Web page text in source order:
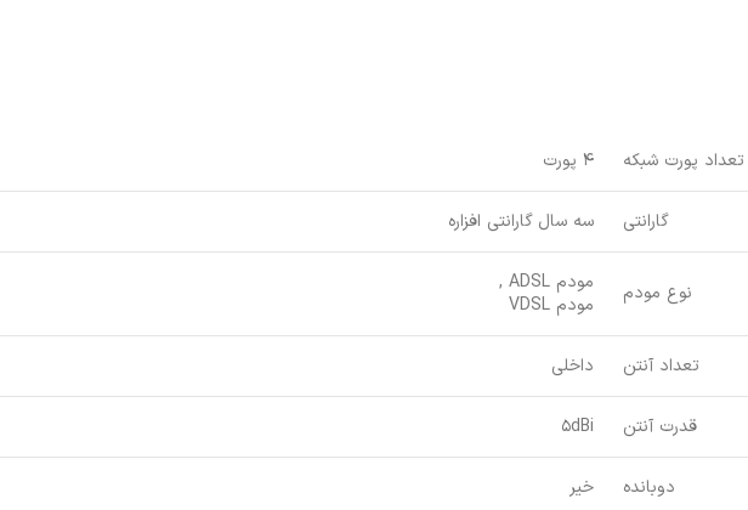
تعداد پورت شبکه 4 پورت
گارانتی سه سال گارانتی افزاره
نوع مودم
مودم ADSL ,
مودم VDSL
تعداد آنتن داخلی
قدرت آنتن 5dBi
دوبانده خیر